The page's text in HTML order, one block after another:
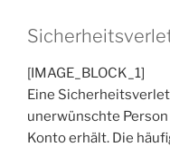
[IMAGE_BLOCK_1]
Eine
unerwünschte
Konto erhält. Die